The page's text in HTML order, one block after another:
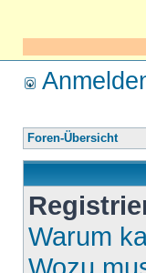
Foren-Übersicht
Warum